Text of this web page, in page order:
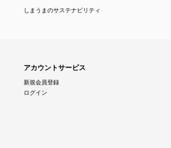
しまうまのサステナビリティ
アカウントサービス
新規会員登録
ログイン